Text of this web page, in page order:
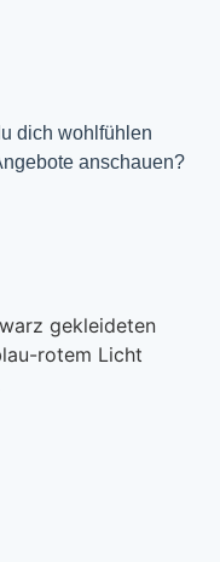
dich wohlfühlen
anschauen?